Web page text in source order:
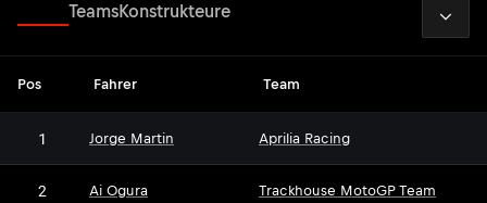
TeamsKonstrukteure
Pos Fahrer Team
1 Jorge Martin Aprilia Racing
2 Ai Ogura Trackhouse MotoGP Team